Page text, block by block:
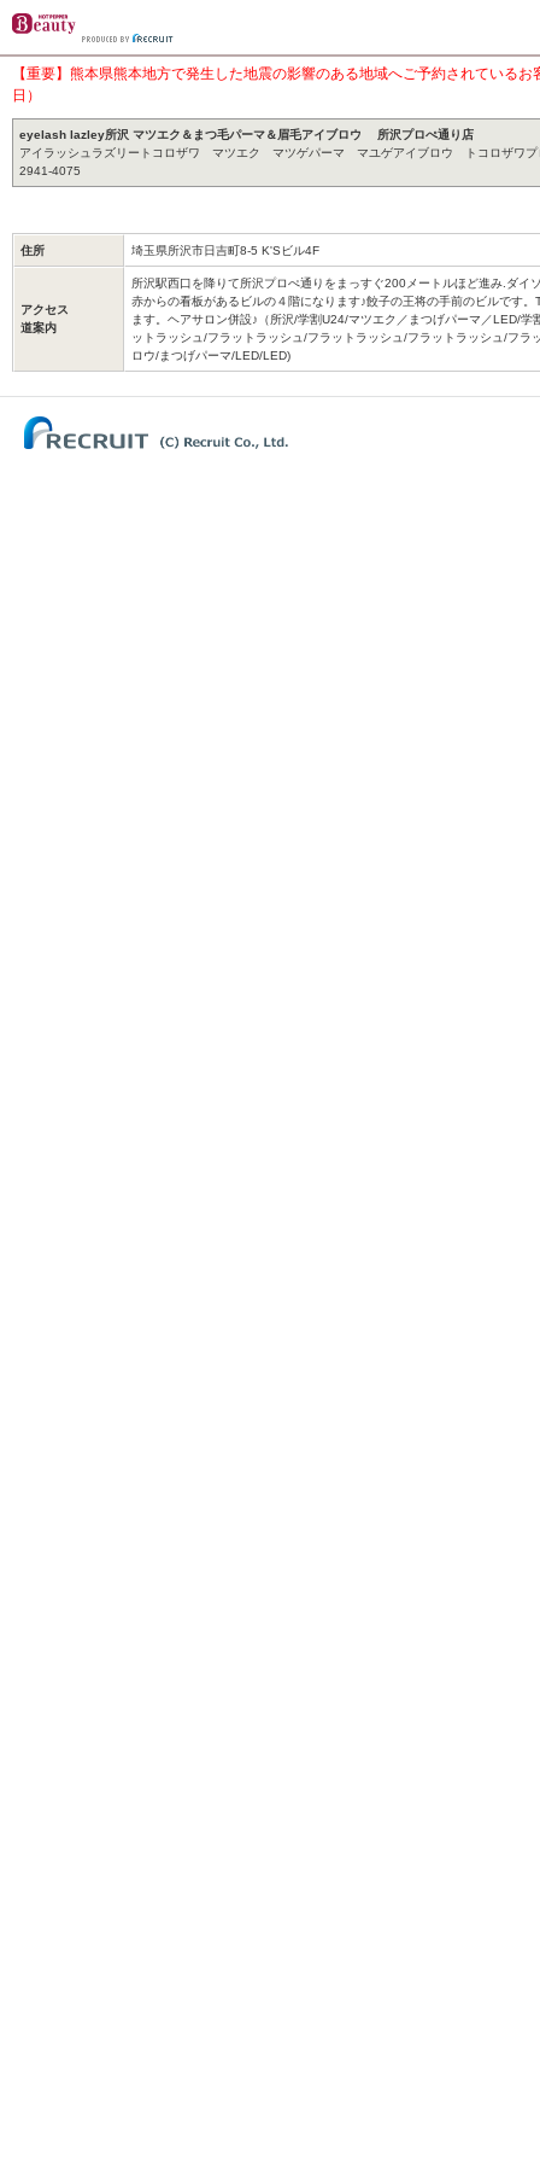
【重要】熊本県熊本地方で発生した地震の影響のある地域へご予約されている
日）
eyelash lazley所沢 マツエク＆まつ毛パーマ＆眉毛アイブロウ 所沢プロぺ通り店
アイラッシュラズリートコロザワ マツエク マツゲパーマ マユゲアイブロウ トコロザワプ
2941-4075
住所 埼玉県所沢市日吉町8-5 K'Sビル4F
アクセス
道案内
所沢駅西口を降りて所沢プロぺ通りをまっすぐ200メートルほど進み.ダイ
赤からの看板があるビルの４階になります♪餃子の王将の手前のビルです
ます。ヘアサロン併設♪（所沢/学割U24/マツエク／まつげパーマ／LED/学
ットラッシュ/フラットラッシュ/フラットラッシュ/フラットラッシュ/フラ
ロウ/まつげパーマ/LED/LED)